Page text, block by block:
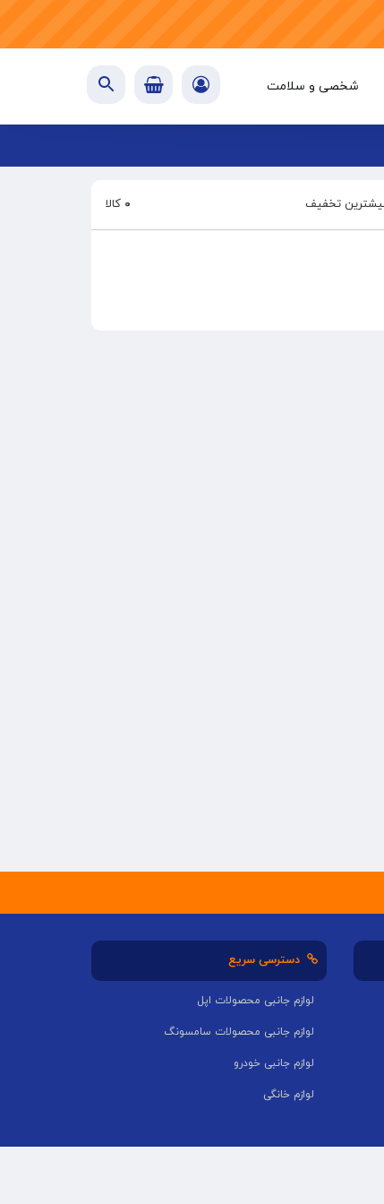
شخصی و سلامت
تخفیف ۰ کالا
دسترسی سریع
لوازم جانبی محصولات اپل
لوازم جانبی محصولات سامسونگ
لوازم جانبی خودرو
لوازم خانگی